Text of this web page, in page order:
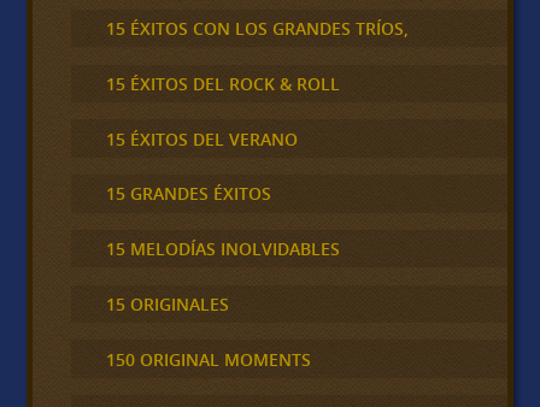
15 ÉXITOS CON LOS GRANDES TRÍOS,
15 ÉXITOS DEL ROCK & ROLL
15 ÉXITOS DEL VERANO
15 GRANDES ÉXITOS
15 MELODÍAS INOLVIDABLES
15 ORIGINALES
150 ORIGINAL MOMENTS